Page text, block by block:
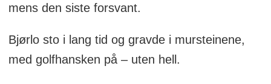
mens den siste forsvant.
Bjørlo sto i lang tid og gravde i mursteinene,
med golfhansken på – uten hell.